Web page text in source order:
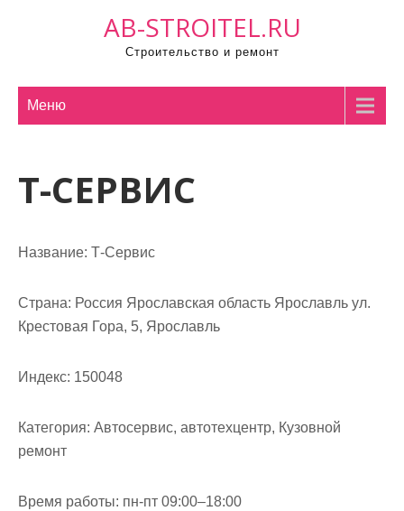
AB-STROITEL.RU
Строительство и ремонт
Меню
Т-СЕРВИС
Название: Т-Сервис
Страна: Россия Ярославская область Ярославль ул.
Крестовая Гора, 5, Ярославль
Индекс: 150048
Категория: Автосервис, автотехцентр, Кузовной
ремонт
Время работы: пн-пт 09:00–18:00